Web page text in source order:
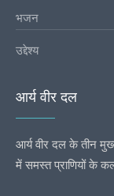
भजन
उद्देश्य
आर्य वीर दल
आर्य वीर दल के तीन
में समस्त प्राणियों के